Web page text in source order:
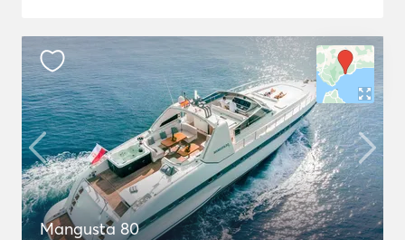
Mangusta 80